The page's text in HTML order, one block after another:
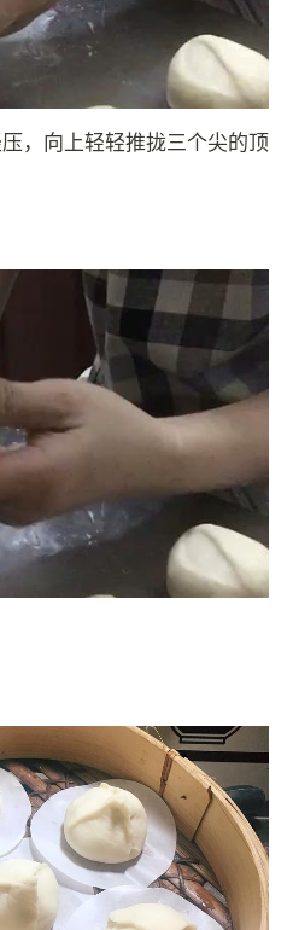
，向上轻轻推拢三个尖的顶